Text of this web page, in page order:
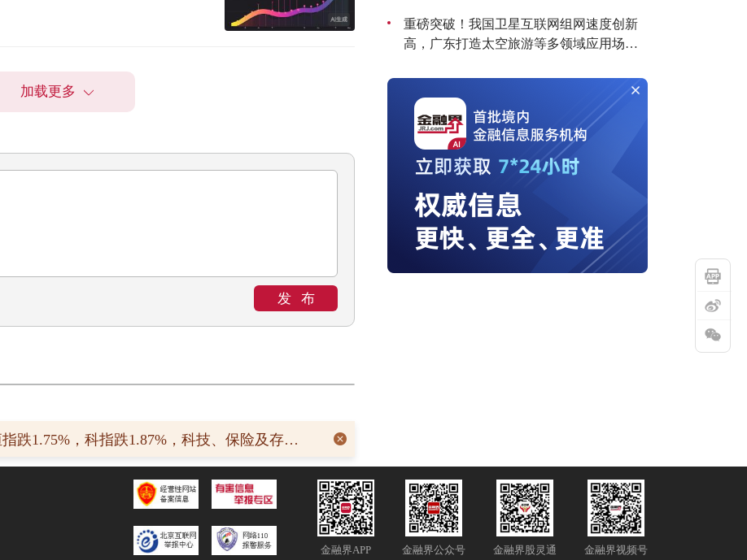
加载更多
发布
重磅突破！我国卫星互联网组网速度创新
高，广东打造太空旅游等多领域应用场
金融界APP 金融界公众号 金融界股灵通 金融界视频号
港股午评：恒指跌1.75%，科指跌1.87%，科技、保险及存储概念股集体走低，黄金股逆势上涨